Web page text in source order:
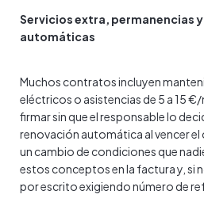
Servicios extra, permanencias
automáticas
Muchos contratos incluyen
eléctricos o asistencias de 5 a 15
firmar sin que el responsable lo
renovación automática al vencer
un cambio de condiciones que
estos conceptos en la factura y, si
por escrito exigiendo número de